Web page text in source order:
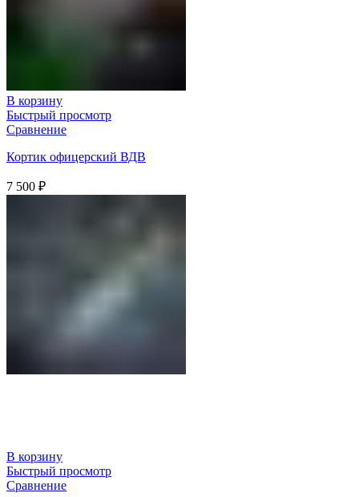
В корзину
Быстрый просмотр
Сравнение
Кортик офицерский ВДВ
7 500 ₽
В корзину
Быстрый просмотр
Сравнение